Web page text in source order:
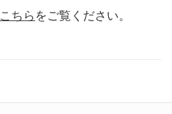
こちら をご覧ください。